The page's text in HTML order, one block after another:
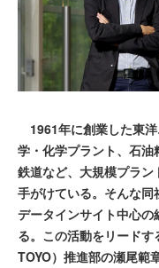
1961年に創業した東
学・化学プラント、石油
鉄道など、大規模プラ
手がけている。そんな
データインサイト中心
る。この活動をリード
TOYO）推進部の瀬尾範